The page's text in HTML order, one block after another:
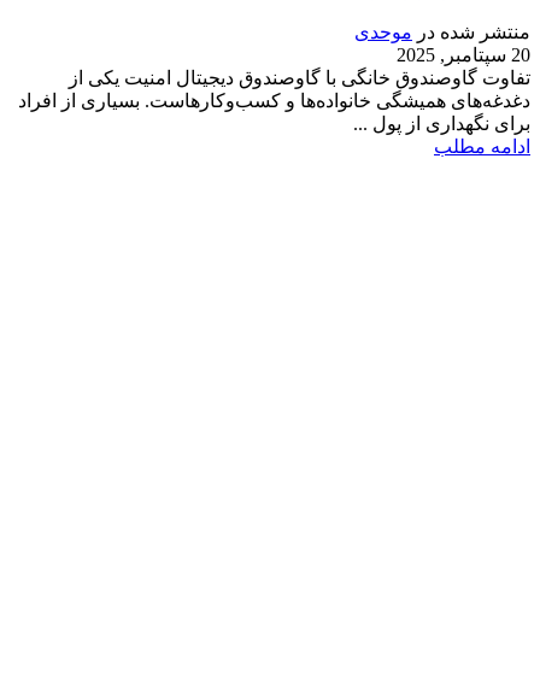
منتشر شده در موحدی
20 سپتامبر, 2025
تفاوت گاوصندوق خانگی با گاوصندوق دیجیتال امنیت یکی از
دغدغه‌های همیشگی خانواده‌ها و کسب‌وکارهاست. بسیاری از افراد
برای نگهداری از پول ...
ادامه مطلب